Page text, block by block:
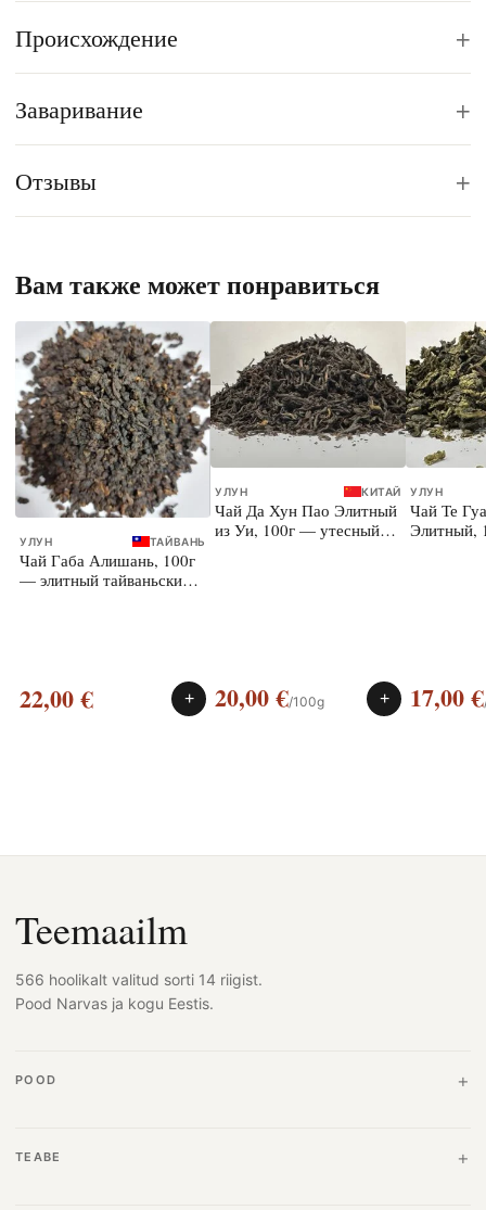
Происхождение +
Заваривание +
Отзывы +
Вам также может понравиться
УЛУН ТАЙВАНЬ
Чай Габа Алишань, 100г
— элитный тайваньский
22,00€ +
УЛУН КИТАЙ
Чай Да Хун Пао Элитный
из Уи, 100г — утесный
20,00€/100g +
УЛУН
Чай Те
Элитный,
17,00€
Teemaailm
566 hoolikalt valitud sorti 14 riigist.
Pood Narvas ja kogu Eestis.
POOD
TEABE